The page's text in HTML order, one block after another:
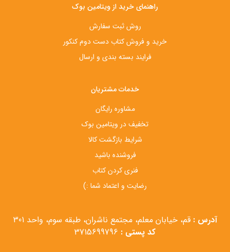
راهنمای خرید از ویتامین بوک
روش ثبت سفارش
خرید و فروش کتاب دست‌ دوم کنکور
فرایند بسته بندی و ارسال
خدمات مشتریان
مشاوره رایگان
تخفیف در ویتامین بوک
شرایط بازگشت کالا
فروشنده باشید
فنری کردن کتاب
رضایت و اعتماد شما :)
آدرس : قم، خیابان معلم، مجتمع ناشران، طبقه سوم، واحد 301
کد پستی :